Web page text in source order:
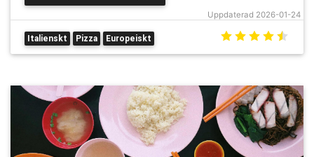
Uppdaterad 2026-01-24
Italienskt Pizza Europeiskt